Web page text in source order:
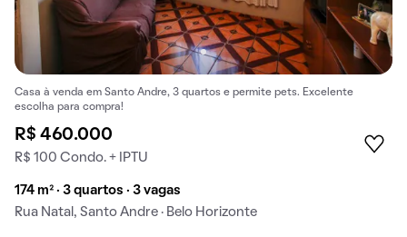
Casa à venda em Santo Andre, 3 quartos e permite pets. Excelente
escolha para compra!
R$ 460.000
R$ 100 Condo. + IPTU
174 m² · 3 quartos · 3 vagas
Rua Natal, Santo Andre · Belo Horizonte